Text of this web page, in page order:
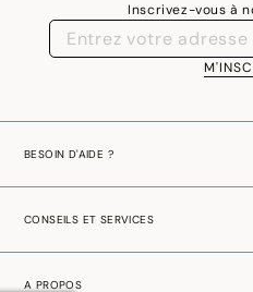
Inscrivez-vous à
BESOIN D'AIDE ?
CONSEILS ET SERVICES
A PROPOS